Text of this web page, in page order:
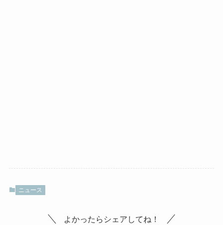
ニュース
よかったらシェアしてね！